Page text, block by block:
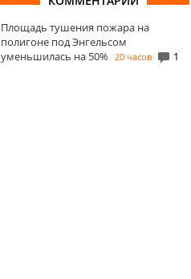
Площадь тушения пожара на
полигоне под Энгельсом
уменьшилась на 50% 20 часов 1